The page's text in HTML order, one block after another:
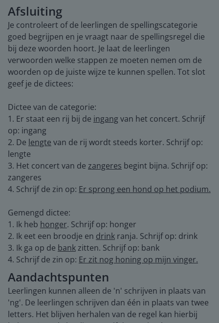
Afsluiting
Je controleert of de leerlingen de spellingscategorie
goed begrijpen en je vraagt naar de spellingsregel die
bij deze woorden hoort. Je laat de leerlingen
verwoorden welke stappen ze moeten nemen om de
woorden op de juiste wijze te kunnen spellen. Tot slot
geef je de dictees:
Dictee van de categorie:
1. Er staat een rij bij de ingangvan het concert. Schrijf
op: ingang
2. De lengte van de rij wordt steeds korter. Schrijf op:
lengte
3. Het concert van de zangeres begint bijna. Schrijf op:
zangeres
4. Schrijf de zin op: Er sprong een hond op het podium.
Gemengd dictee:
1. Ik heb honger. Schrijf op: honger
2. Ik eet een broodje en drink ranja. Schrijf op: drink
3. Ik ga op de bankzitten. Schrijf op: bank
4. Schrijf de zin op: Er zit nog honing op mijn vinger.
Aandachtspunten
Leerlingen kunnen alleen de 'n' schrijven in plaats van
'ng'. De leerlingen schrijven dan één in plaats van twee
letters. Het blijven herhalen van de regel kan hierbij